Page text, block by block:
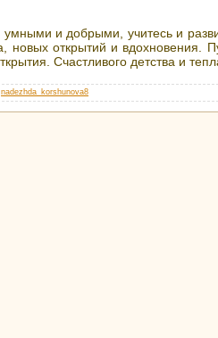
и добрыми, учитесь и
новых открытий и
Счастливого детства и
nadezhda_korshunova8